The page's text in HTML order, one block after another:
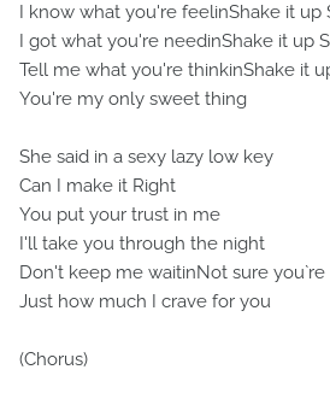
I know what you're feelinShake it up
I got what you're needinShake it up
Tell me what you're thinkinShake it
You're my only sweet thing
She said in a sexy lazy low key
Can I make it Right
You put your trust in me
I'll take you through the night
Don't keep me waitinNot sure
Just how much I crave for you
(Chorus)